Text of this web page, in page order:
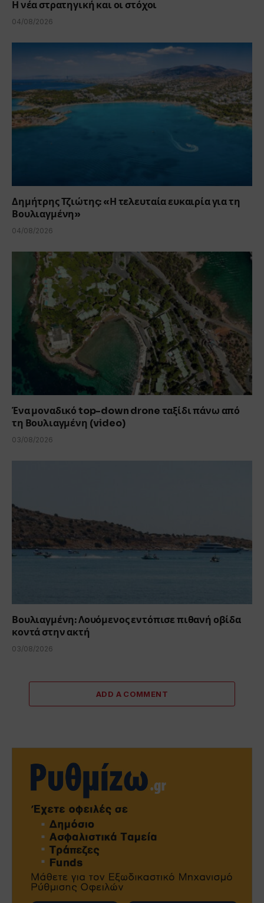
Η νέα στρατηγική και οι στόχοι
04/08/2026
Δημήτρης Τζιώτης: «Η τελευταία ευκαιρία για τη
Βουλιαγμένη»
04/08/2026
Ένα μοναδικό top-down drone ταξίδι πάνω από
τη Βουλιαγμένη (video)
03/08/2026
Βουλιαγμένη: Λουόμενος εντόπισε πιθανή οβίδα
κοντά στην ακτή
03/08/2026
ADD A COMMENT